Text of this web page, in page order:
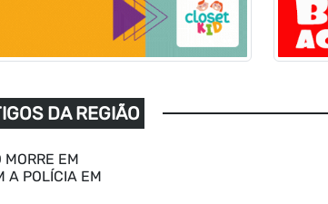
DA REGIÃO
EM
A POLÍCIA EM